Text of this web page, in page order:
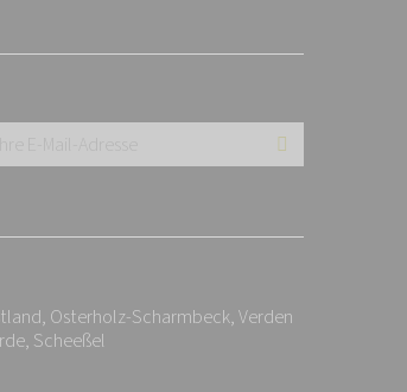
Osterholz-Scharmbeck, Verden
Scheeßel